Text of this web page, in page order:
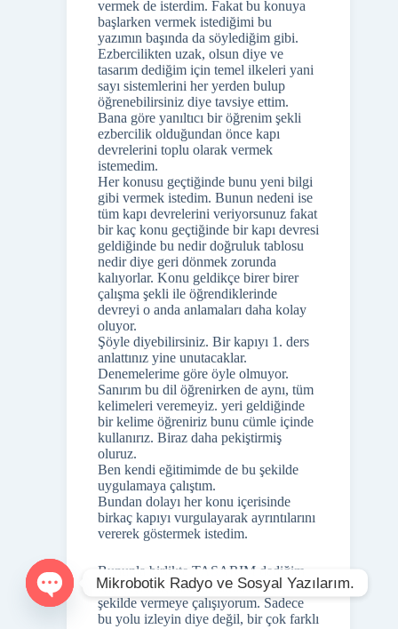
vermek de isterdim. Fakat bu konuya
başlarken vermek istediğimi bu
yazımın başında da söylediğim gibi.
Ezbercilikten uzak, olsun diye ve
tasarım dediğim için temel ilkeleri yani
sayı sistemlerini her yerden bulup
öğrenebilirsiniz diye tavsiye ettim.
Bana göre yanıltıcı bir öğrenim şekli
ezbercilik olduğundan önce kapı
devrelerini toplu olarak vermek
istemedim.
Her konusu geçtiğinde bunu yeni bilgi
gibi vermek istedim. Bunun nedeni ise
tüm kapı devrelerini veriyorsunuz fakat
bir kaç konu geçtiğinde bir kapı devresi
geldiğinde bu nedir doğruluk tablosu
nedir diye geri dönmek zorunda
kalıyorlar. Konu geldikçe birer birer
çalışma şekli ile öğrendiklerinde
devreyi o anda anlamaları daha kolay
oluyor.
Şöyle diyebilirsiniz. Bir kapıyı 1. ders
anlattınız yine unutacaklar.
Denemelerime göre öyle olmuyor.
Sanırım bu dil öğrenirken de aynı, tüm
kelimeleri veremeyiz. yeri geldiğinde
bir kelime öğreniriz bunu cümle içinde
kullanırız. Biraz daha pekiştirmiş
oluruz.
Ben kendi eğitimimde de bu şekilde
uygulamaya çalıştım.
Bundan dolayı her konu içerisinde
birkaç kapıyı vurgulayarak ayrıntılarını
vererek göstermek istedim.
Bununla birlikte TASARIM dediğim
için çeşitli açılardan bakılabilecek
şekilde vermeye çalışıyorum. Sadece
bu yolu izleyin diye değil, bir çok farklı
Mikrobotik Radyo ve Sosyal Yazılarım.